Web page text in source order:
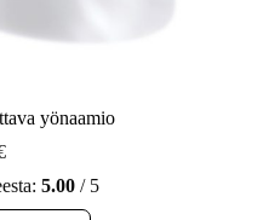
yönaamio
5.00/ 5